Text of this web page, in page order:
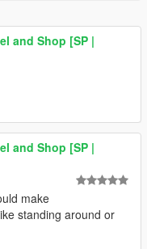
and Shop [SP |
and Shop [SP |
make
standing around or